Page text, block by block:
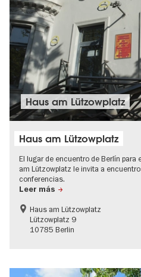
Haus am Lützowplatz
Haus am Lützowplatz
El lugar de encuentro de Berlín para
am Lützowplatz le invita a
conferencias.
Leer más
Haus am Lützowplatz
Lützowplatz 9
10785 Berlin